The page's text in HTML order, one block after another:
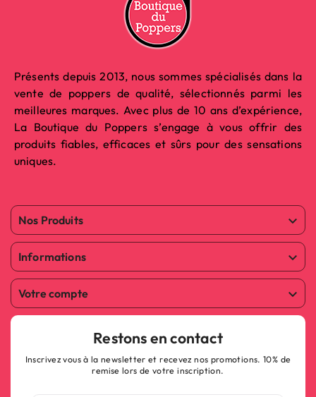
Présents depuis 2013, nous sommes spécialisés dans la
vente de poppers de qualité, sélectionnés parmi les
meilleures marques. Avec plus de 10 ans d’expérience,
La Boutique du Poppers s’engage à vous offrir des
produits fiables, efficaces et sûrs pour des sensations
uniques.
Nos Produits 
Informations 
Votre compte 
Restons en contact
Inscrivez vous à la newsletter et recevez nos promotions. 10% de
remise lors de votre inscription.